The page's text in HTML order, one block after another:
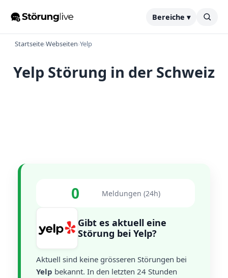
Bereiche ▾
Startseite›Webseiten›Yelp
Yelp Störung in der Schweiz
0 Meldungen (24h)
Gibt es aktuell eine
Störung bei Yelp?
Aktuell sind keine grösseren Störungen bei
Yelp bekannt. In den letzten 24 Stunden